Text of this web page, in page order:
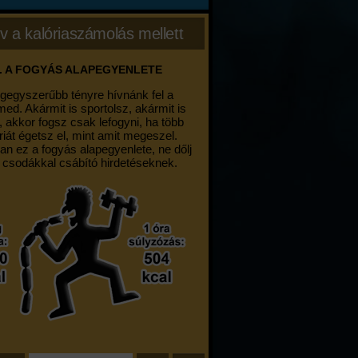
a kalóriaszámolás mellett
A FOGYÁS ALAPEGYENLETE
tényre hívnánk fel a
Akármit is sportolsz, akármit is
akkor fogsz csak lefogyni, ha több
égetsz el, mint amit megeszel.
ez a fogyás alapegyenlete, ne dőlj
csodákkal csábító hirdetéseknek.